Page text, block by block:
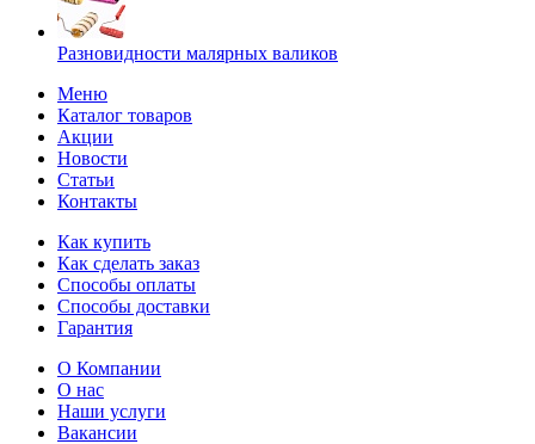
Разновидности малярных валиков
Меню
Каталог товаров
Акции
Новости
Статьи
Контакты
Как купить
Как сделать заказ
Способы оплаты
Способы доставки
Гарантия
О Компании
О нас
Наши услуги
Вакансии